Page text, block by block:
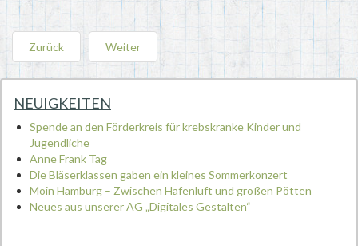
Zurück Weiter
NEUIGKEITEN
Spende an den Förderkreis für krebskranke Kinder und
Jugendliche
Anne Frank Tag
Die Bläserklassen gaben ein kleines Sommerkonzert
Moin Hamburg – Zwischen Hafenluft und großen Pötten
Neues aus unserer AG „Digitales Gestalten“